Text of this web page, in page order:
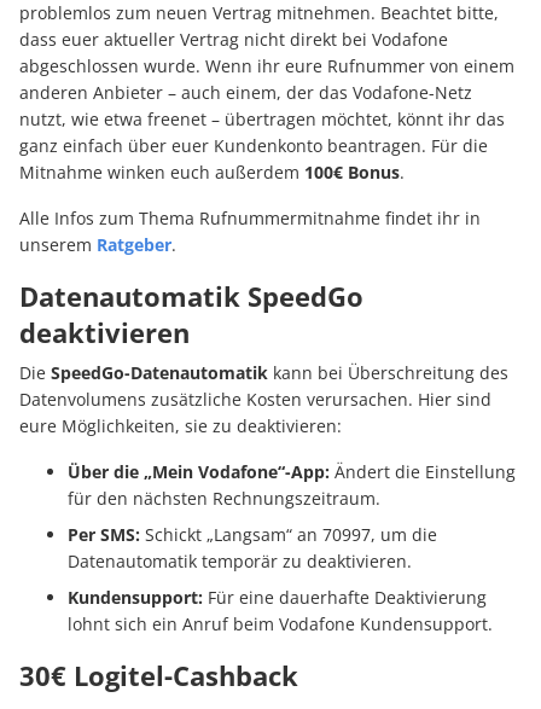
problemlos zum neuen Vertrag mitnehmen. Beachtet bitte,
dass euer aktueller Vertrag nicht direkt bei Vodafone
abgeschlossen wurde. Wenn ihr eure Rufnummer von einem
anderen Anbieter – auch einem, der das Vodafone-Netz
nutzt, wie etwa freenet – übertragen möchtet, könnt ihr das
ganz einfach über euer Kundenkonto beantragen. Für die
Mitnahme winken euch außerdem 100€ Bonus.
Alle Infos zum Thema Rufnummermitnahme findet ihr in
unserem Ratgeber.
Datenautomatik SpeedGo
deaktivieren
Die SpeedGo-Datenautomatik kann bei Überschreitung des
Datenvolumens zusätzliche Kosten verursachen. Hier sind
eure Möglichkeiten, sie zu deaktivieren:
Über die „Mein Vodafone“-App: Ändert die Einstellung
für den nächsten Rechnungszeitraum.
Per SMS: Schickt „Langsam“ an 70997, um die
Datenautomatik temporär zu deaktivieren.
Kundensupport: Für eine dauerhafte Deaktivierung
lohnt sich ein Anruf beim Vodafone Kundensupport.
30€ Logitel-Cashback